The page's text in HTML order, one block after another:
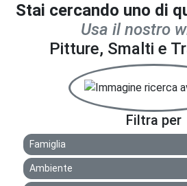
Stai cercando uno di
Usa il nostro
Pitture, Smalti e
Filtra per
Famiglia
Ambiente